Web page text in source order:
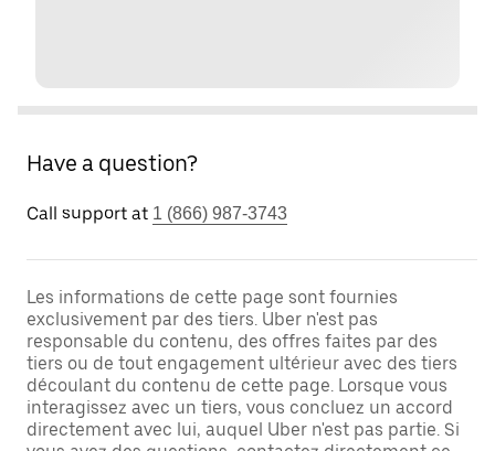
Have a question?
Call support at 1 (866) 987-3743
Les informations de cette page sont fournies
exclusivement par des tiers. Uber n'est pas
responsable du contenu, des offres faites par des
tiers ou de tout engagement ultérieur avec des tiers
découlant du contenu de cette page. Lorsque vous
interagissez avec un tiers, vous concluez un accord
directement avec lui, auquel Uber n'est pas partie. Si